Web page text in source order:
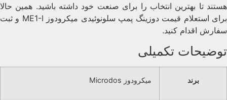
هستند تا بهترین انتخاب را برای صنعت خود داشته باشید. همین حالا
برای استعلام قیمت دوزینگ پمپ سلونوئیدی میکرودوز ME1-I و ثبت
سفارش اقدام کنید.
توضیحات تکمیلی
برند میکرودوز Microdos